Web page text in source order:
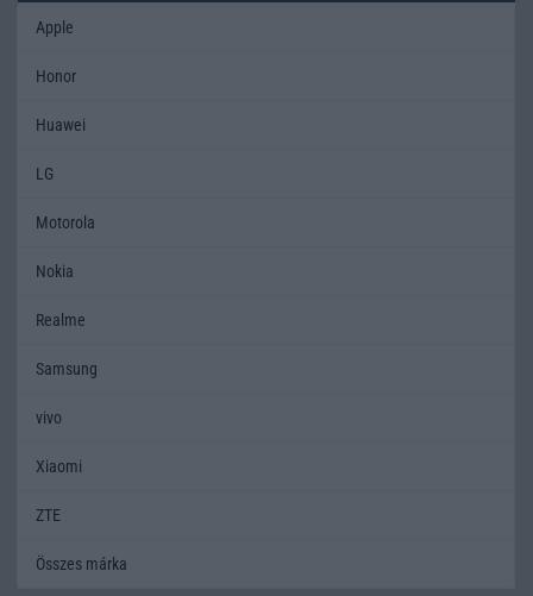
Apple
Honor
Huawei
LG
Motorola
Nokia
Realme
Samsung
vivo
Xiaomi
ZTE
Összes márka